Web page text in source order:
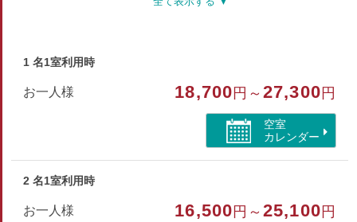
※眺望※海が見えるお部屋ではございません
テレビ・冷蔵庫・洗浄機能付トイレ
ボディソープ・ヒゲソリ・ブラシ・浴衣
1 名1室利用時
お一人様 18,700 円～27,300 円
空室
カレンダー
2 名1室利用時
お一人様 16,500 円～25,100 円